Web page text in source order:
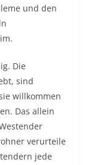
und den
Die
sind
willkommen
Das allein
verurteile
jede